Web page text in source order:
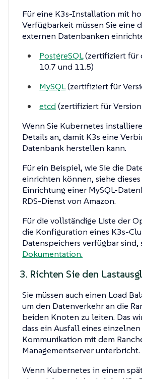
Für eine K3s-Installation mit
Verfügbarkeit müssen Sie eine
externen Datenbanken
PostgreSQL(zertifiziert für
10.7 und 11.5)
MySQL(zertifiziert für
etcd (zertifiziert für
Wenn Sie Kubernetes
Details an, damit K3s eine
Datenbank herstellen kann.
Für ein Beispiel, wie Sie die
einrichten können, siehe dieses
Einrichtung einer MySQL-
RDS-Dienst von Amazon.
Für die vollständige Liste der
die Konfiguration eines K3s-
Datenspeichers verfügbar sind,
Dokumentation.
3. Richten Sie den
Sie müssen auch einen Load
um den Datenverkehr an die
beiden Knoten zu leiten. Das
dass ein Ausfall eines
Kommunikation mit dem
Managementserver unterbricht.
Wenn Kubernetes in einem